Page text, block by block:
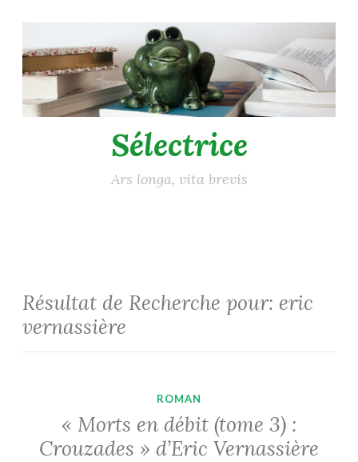
au
contenu
principal
Sélectrice
Ars longa, vita brevis
Résultat de Recherche pour: eric
vernassière
ROMAN
« Morts en débit (tome 3) :
Crouzades » d’Eric Vernassière